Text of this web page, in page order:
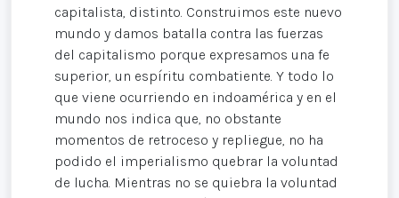
capitalista, distinto. Construimos este nuevo
mundo y damos batalla contra las fuerzas
del capitalismo porque expresamos una fe
superior, un espíritu combatiente. Y todo lo
que viene ocurriendo en indoamérica y en el
mundo nos indica que, no obstante
momentos de retroceso y repliegue, no ha
podido el imperialismo quebrar la voluntad
de lucha. Mientras no se quiebra la voluntad